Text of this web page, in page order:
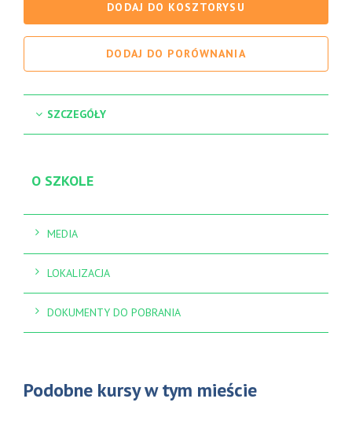
DODAJ DO KOSZTORYSU
DODAJ DO PORÓWNANIA
SZCZEGÓŁY
O SZKOLE
MEDIA
LOKALIZACJA
DOKUMENTY DO POBRANIA
Podobne kursy w tym mieście